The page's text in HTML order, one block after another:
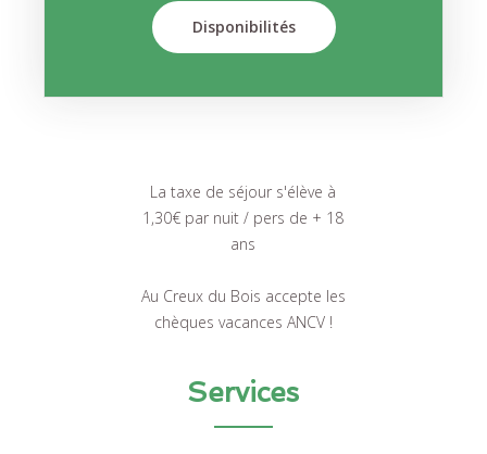
Disponibilités
La taxe de séjour s'élève à
1,30€ par nuit / pers de + 18
ans
Au Creux du Bois accepte les
chèques vacances ANCV !
Services